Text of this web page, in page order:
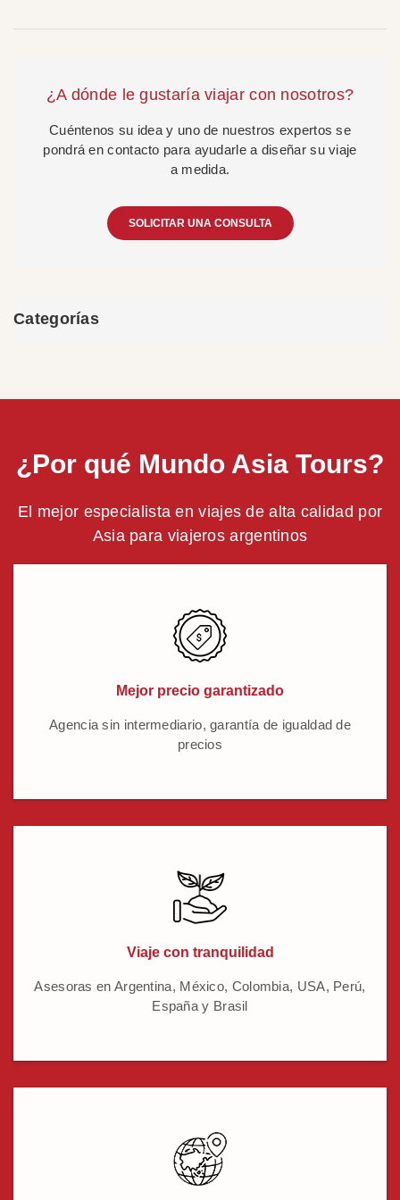
¿A dónde le gustaría viajar con nosotros?
Cuéntenos su idea y uno de nuestros expertos se
pondrá en contacto para ayudarle a diseñar su viaje
a medida.
SOLICITAR UNA CONSULTA
Categorías
¿Por qué Mundo Asia Tours?
El mejor especialista en viajes de alta calidad por
Asia para viajeros argentinos
Mejor precio garantizado
Agencia sin intermediario, garantía de igualdad de
precios
Viaje con tranquilidad
Asesoras en Argentina, México, Colombia, USA, Perú,
España y Brasil